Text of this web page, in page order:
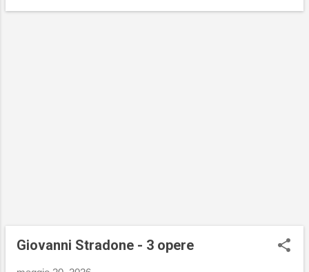
Paribas
Giovanni Stradone - 3 opere